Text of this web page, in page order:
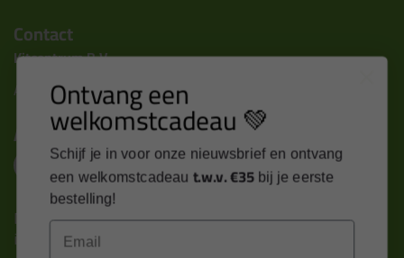
Contact
Kitcentrum B.V.
Alle contactgegevens >
Altijd op de hoogte blijven?
Nieuws, tips en exclusieve deals rechtstreeks in je
inbox
Ontvang een
welkomstcadeau 💚
Schijf je in voor onze nieuwsbrief en ontvang
een welkomstcadeau t.w.v. €35 bij je eerste
bestelling!